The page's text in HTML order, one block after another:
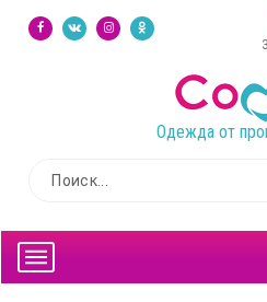
Одежда от